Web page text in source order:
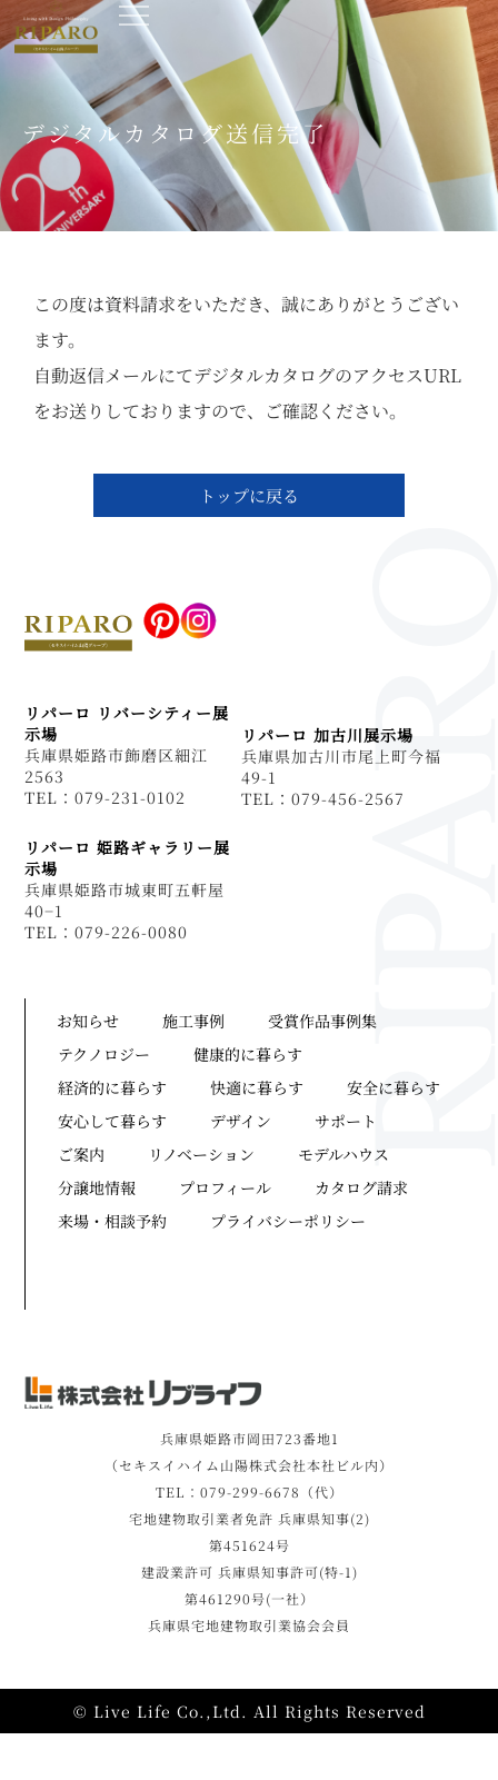
デジタルカタログ送信完了
この度は資料請求をいただき、誠にありがとうござい
ます。
自動返信メールにてデジタルカタログのアクセスURL
をお送りしておりますので、ご確認ください。
トップに戻る
リパーロ リバーシティー展
示場
兵庫県姫路市飾磨区細江
2563
TEL：079-231-0102
リパーロ 加古川展示場
兵庫県加古川市尾上町今福
49-1
TEL：079-456-2567
リパーロ 姫路ギャラリー展
示場
兵庫県姫路市城東町五軒屋
40−1
TEL：079-226-0080
お知らせ 施工事例
受賞作品事例集
テクノロジー
健康的に暮らす
経済的に暮らす
快適に暮らす
安全に暮らす
安心して暮らす
デザイン
サポート
ご案内
リノベーション
モデルハウス
分譲地情報
プロフィール
カタログ請求
来場・相談予約
プライバシーポリシー
兵庫県姫路市岡田723番地1
（セキスイハイム山陽株式会社本社ビル内）
TEL：079-299-6678（代）
宅地建物取引業者免許 兵庫県知事(2)
第451624号
建設業許可 兵庫県知事許可(特-1)
第461290号(一社）
兵庫県宅地建物取引業協会会員
© Live Life Co.,Ltd. All Rights Reserved